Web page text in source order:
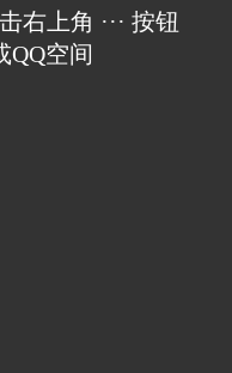
右上角 ··· 按钮
QQ空间